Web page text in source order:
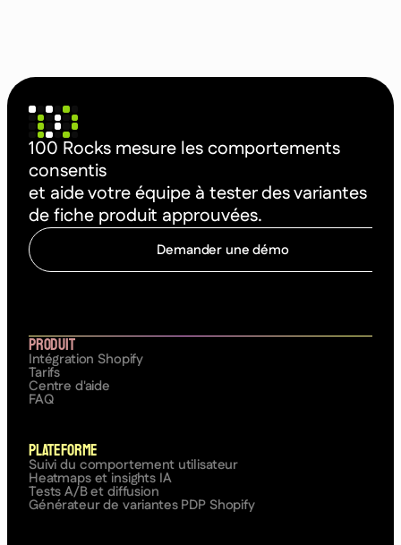
100 Rocks mesure les comportements
consentis
et aide votre équipe à tester des variantes
de fiche produit approuvées.
Demander une démo
Produit
Intégration Shopify
Tarifs
Centre d'aide
FAQ
Plateforme
Suivi du comportement utilisateur
Heatmaps et insights IA
Tests A/B et diffusion
Générateur de variantes PDP Shopify